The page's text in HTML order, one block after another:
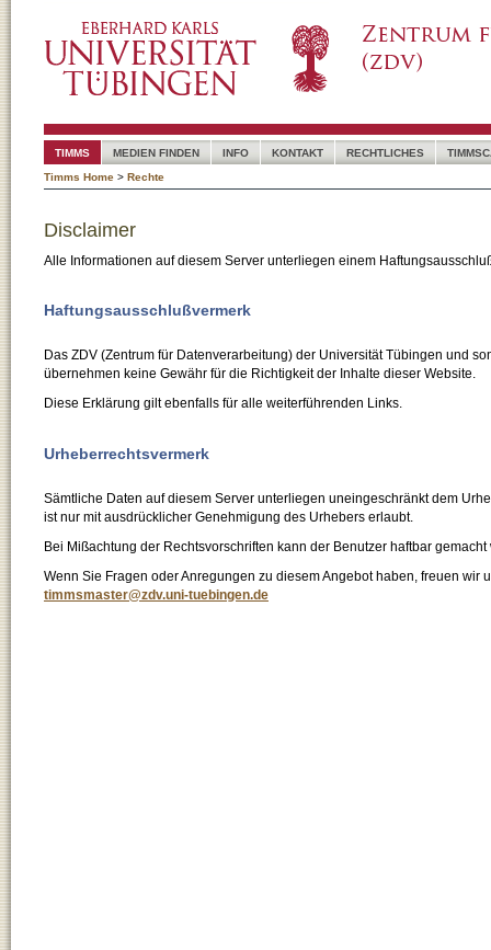
TIMMS MEDIEN FINDEN INFO KONTAKT RECHTLICHES
Timms Home > Rechte
Disclaimer
Alle Informationen auf diesem Server unterliegen einem
Haftungsausschlußvermerk
Das ZDV (Zentrum für Datenverarbeitung) der Universität Tübingen und
übernehmen keine Gewähr für die Richtigkeit der Inhalte dieser Website.
Diese Erklärung gilt ebenfalls für alle weiterführenden Links.
Urheberrechtsvermerk
Sämtliche Daten auf diesem Server unterliegen uneingeschränkt dem
ist nur mit ausdrücklicher Genehmigung des Urhebers erlaubt.
Bei Mißachtung der Rechtsvorschriften kann der Benutzer haftbar gemacht
Wenn Sie Fragen oder Anregungen zu diesem Angebot haben, freuen wir
timmsmaster@zdv.uni-tuebingen.de